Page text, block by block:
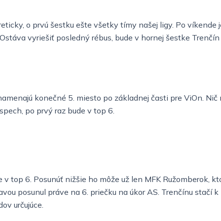
o prvú šestku ešte všetky tímy našej ligy. Po
vyriešiť posledný rébus, bude v hornej šestke
konečné 5. miesto po základnej časti pre ViOn.
po prvý raz bude v top 6.
top 6. Posunúť nižšie ho môže už len MFK Ružomberok,
posunul práve na 6. priečku na úkor AS. Trenčínu stačí
určujúce.